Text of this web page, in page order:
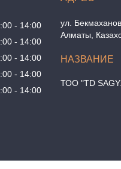
14:00
14:00
14:00
14:00
14:00
ул.
Алматы,
ТОО "TD